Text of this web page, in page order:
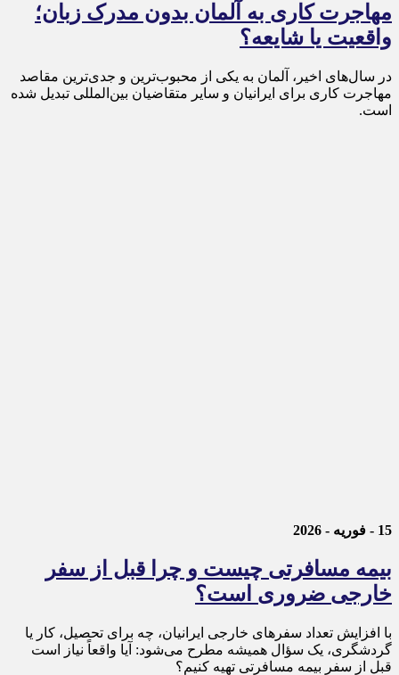
مهاجرت کاری به آلمان بدون مدرک زبان؛
واقعیت یا شایعه؟
در سال‌های اخیر، آلمان به یکی از محبوب‌ترین و جدی‌ترین مقاصد
مهاجرت کاری برای ایرانیان و سایر متقاضیان بین‌المللی تبدیل شده
است.
15 - فوریه - 2026
بیمه مسافرتی چیست و چرا قبل از سفر
خارجی ضروری است؟
با افزایش تعداد سفرهای خارجی ایرانیان، چه برای تحصیل، کار یا
گردشگری، یک سؤال همیشه مطرح می‌شود: آیا واقعاً نیاز است
قبل از سفر بیمه مسافرتی تهیه کنیم؟